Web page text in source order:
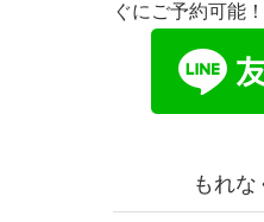
ぐにご予約可能！
もれな